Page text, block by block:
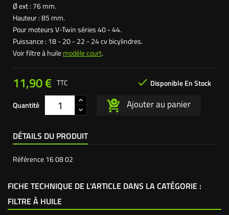
Ø ext : 76 mm.
Hauteur : 85 mm.
Pour moteurs V-Twin séries 40 - 44.
Puissance : 18 - 20 - 22 - 24 cv bicylindres.
Voir filtre à huilemodèle court.
11,90 €  Disponible En Stock
TTC
Quantité Ajouter au panier
DÉTAILS DU PRODUIT
Référence16 08 02
FICHE TECHNIQUE DE L'ARTICLE DANS LA CATÉGORIE :
FILTRE À HUILE